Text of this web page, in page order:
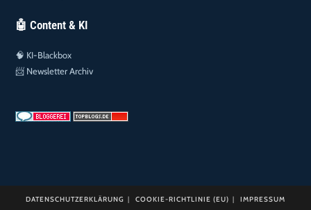
🤖 Content & KI
🧠 KI-Blackbox
📨 Newsletter Archiv
DATENSCHUTZERKLÄRUNG COOKIE-RICHTLINIE (EU) IMPRESSUM